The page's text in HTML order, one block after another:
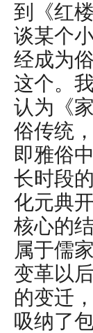
到《红
谈某个
经成为
这个。
认为《
俗传统
即雅俗
长时段
化元典
核心的
属于儒
变革以
的变迁
吸纳了